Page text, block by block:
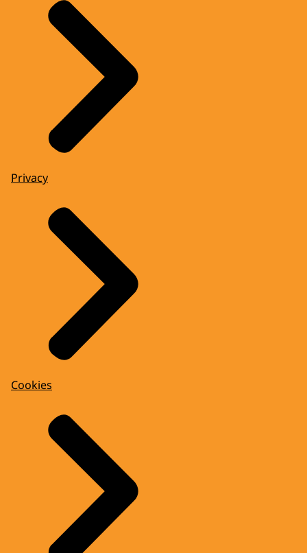
Privacy
Cookies